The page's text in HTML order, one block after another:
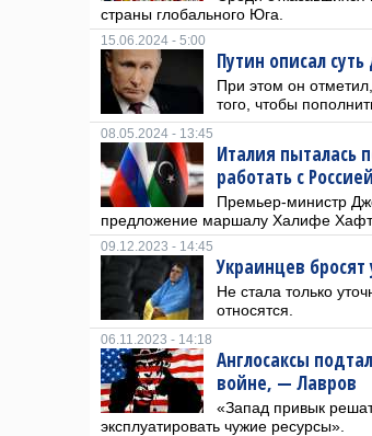
страны глобального Юга.
15.06.2024 - 5:00
Путин описал
При этом он
того, чтобы
08.05.2024 - 13:45
Италия пыталась
работать с Россией
Премьер-министр
предложение маршалу Халифе
09.12.2023 - 14:45
Украинцев
Не стала только
относятся.
06.11.2023 - 14:18
Англосаксы
войне, — Лавров
«Запад привык
эксплуатировать чужие ресурсы».